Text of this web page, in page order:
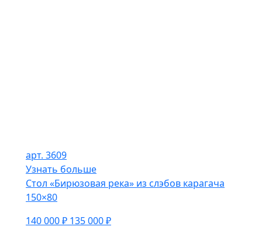
арт. 3609
Узнать больше
Стол «Бирюзовая река» из слэбов карагача
150×80
140 000 ₽ 135 000 ₽